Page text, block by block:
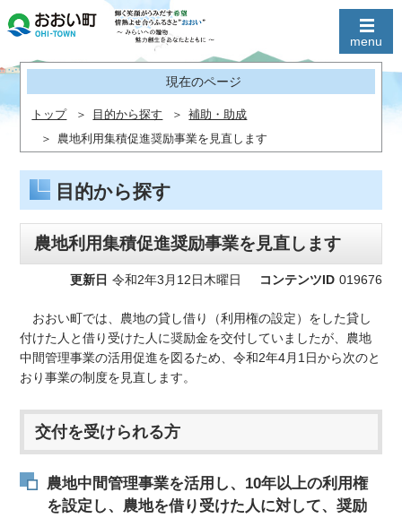
現在のページ
トップ 目的から探す
補助・助成
農地利用集積促進奨励事業を見直します
目的から探す
農地利用集積促進奨励事業を見直します
更新日 令和2年3月12日木曜日 コンテンツID 019676
おおい町では、農地の貸し借り（利用権の設定）をした貸し
付けた人と借り受けた人に奨励金を交付していましたが、農地
中間管理事業の活用促進を図るため、令和2年4月1日から次のと
おり事業の制度を見直します。
交付を受けられる方
農地中間管理事業を活用し、10年以上の利用権
を設定し、農地を借り受けた人に対して、奨励